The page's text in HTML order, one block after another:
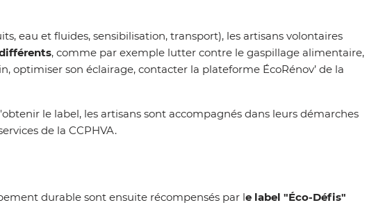
eau et fluides, sensibilisation, transport), les artisans volontaires
, comme par exemple lutter contre le gaspillage alimentaire,
optimiser son éclairage, contacter la plateforme ÉcoRénov’ de la
le label, les artisans sont accompagnés dans leurs démarches
de la CCPHVA.
durable sont ensuite récompensés par le label "Éco-Défis"